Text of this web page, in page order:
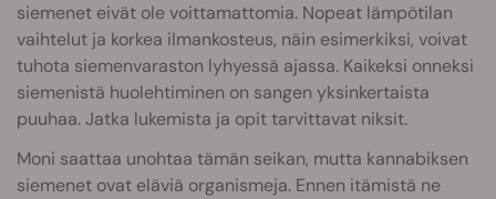
siemenet eivät ole voittamattomia. Nopeat lämpötilan
vaihtelut ja korkea ilmankosteus, näin esimerkiksi, voivat
tuhota siemenvaraston lyhyessä ajassa. Kaikeksi onneksi
siemenistä huolehtiminen on sangen yksinkertaista
puuhaa. Jatka lukemista ja opit tarvittavat niksit.
Moni saattaa unohtaa tämän seikan, mutta kannabiksen
siemenet ovat eläviä organismeja. Ennen itämistä ne